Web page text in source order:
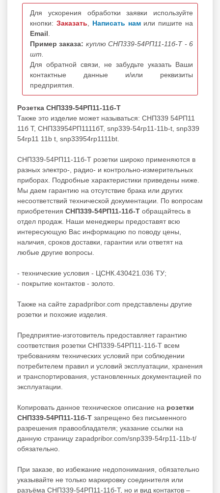
Для ускорения обработки заявки используйте
кнопки: Заказать Написать нам или пишите на
Email
Пример заказа: куплю СНП339-54РП11-11б-Т - 6
шт.
Для обратной связи, не забудьте указать Ваши
контактные данные и/или реквизиты
предприятия.
Розетка СНП339-54РП11-11б-Т
Также это изделие может называться: СНП339 54РП11
11б Т, СНП33954РП1111бТ, snp339-54rp11-11b-t, snp339
54rp11 11b t, snp33954rp1111bt.
СНП339-54РП11-11б-Т розетки широко применяются в
разных электро-, радио- и контрольно-измерительных
приборах. Подробные характеристики приведены ниже.
Мы даем гарантию на отсутствие брака или других
несоответствий технической документации. По вопросам
приобретения СНП339-54РП11-11б-Т обращайтесь в
отдел продаж. Наши менеджеры предоставят всю
интересующую Вас информацию по поводу цены,
наличия, сроков доставки, гарантии или ответят на
любые другие вопросы.
- технические условия - ЦСНК.430421.036 ТУ;
- покрытие контактов - золото.
Также на сайте zapadpribor.com представлены другие
розетки и похожие изделия.
Предприятие-изготовитель предоставляет гарантию
соответствия розетки СНП339-54РП11-11б-Т всем
требованиям технических условий при соблюдении
потребителем правил и условий эксплуатации, хранения
и транспортирования, установленных документацией по
эксплуатации.
Копировать данное техническое описание на розетки
СНП339-54РП11-11б-Т запрещено без письменного
разрешения правообладателя; указание ссылки на
данную страницу zapadpribor.com/snp339-54rp11-11b-t/
обязательно.
При заказе, во избежание недопонимания, обязательно
указывайте не только маркировку соединителя или
разъёма СНП339-54РП11-11б-Т, но и вид контактов –